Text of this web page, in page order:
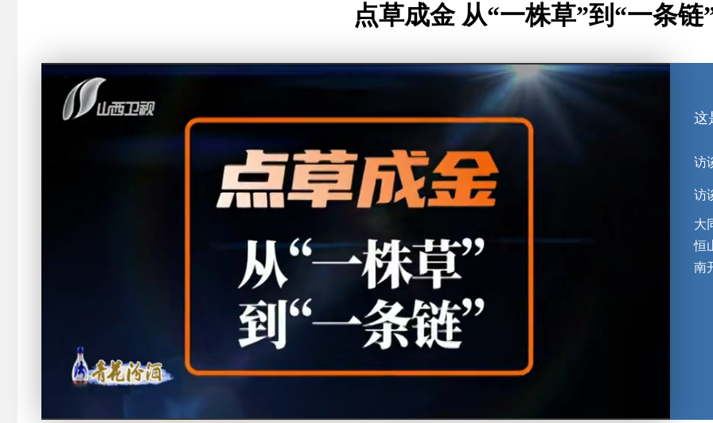
点草成金 从“一株草”到“一条链
这
访
访
大
恒
南